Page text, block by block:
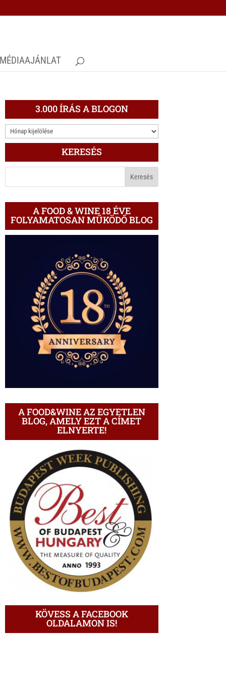
MÉDIAAJÁNLAT
3.000 ÍRÁS A BLOGON
3.000
ÍRÁS
BLOGON
KERESÉS
A FOOD & WINE 18 ÉVE
FOLYAMATOSAN MŰKÖDŐ BLOG
A FOOD&WINE AZ EGYETLEN
BLOG, AMELY EZT A CÍMET
ELNYERTE!
KÖVESS A FACEBOOK
OLDALAMON IS!